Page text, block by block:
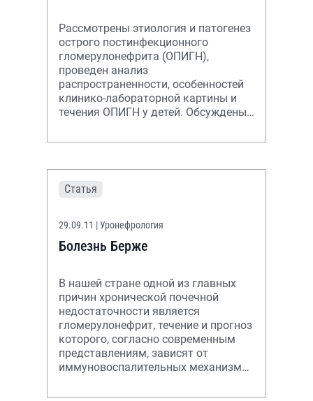
Рассмотрены этиология и патогенез
острого постинфекционного
гломерулонефрита (ОПИГН),
проведен анализ
распространенности, особенностей
клинико-лабораторной картины и
течения ОПИГН у детей. Обсуждены
вызванного стрептококковой и
Статья
29.09.11 | Уронефрология
Болезнь Берже
В нашей стране одной из главных
причин хронической почечной
недостаточности является
гломерулонефрит, течение и прогноз
которого, согласно современным
представлениям, зависят от
иммуновоспалительных механизмов